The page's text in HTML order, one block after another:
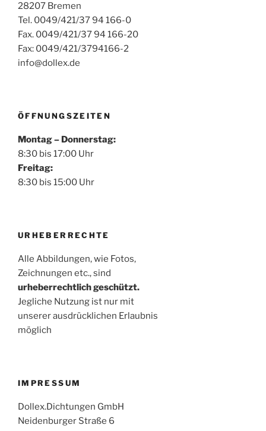
28207 Bremen
Tel. 0049/421/37 94 166-0
Fax. 0049/421/37 94 166-20
Fax: 0049/421/3794166-2
info@dollex.de
ÖFFNUNGSZEITEN
Montag – Donnerstag:
8:30 bis 17:00 Uhr
Freitag:
8:30 bis 15:00 Uhr
URHEBERRECHTE
Alle Abbildungen, wie Fotos,
Zeichnungen etc., sind
urheberrechtlich geschützt.
Jegliche Nutzung ist nur mit
unserer ausdrücklichen Erlaubnis
möglich
IMPRESSUM
Dollex.Dichtungen GmbH
Neidenburger Straße 6